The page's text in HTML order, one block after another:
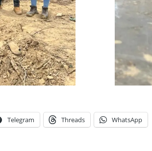
Telegram Threads WhatsApp